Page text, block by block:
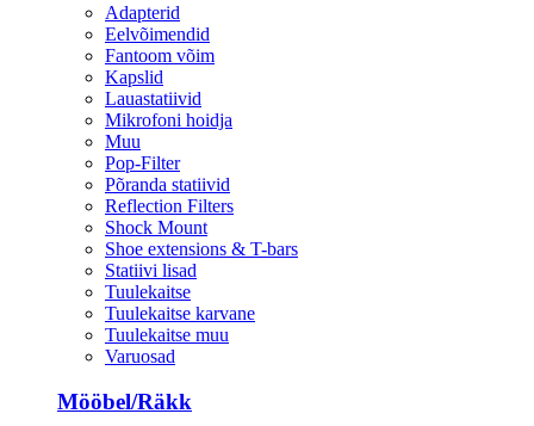
Adapterid
Eelvõimendid
Fantoom võim
Kapslid
Lauastatiivid
Mikrofoni hoidja
Muu
Pop-Filter
Põranda statiivid
Reflection Filters
Shock Mount
Shoe extensions & T-bars
Statiivi lisad
Tuulekaitse
Tuulekaitse karvane
Tuulekaitse muu
Varuosad
Mööbel/Räkk